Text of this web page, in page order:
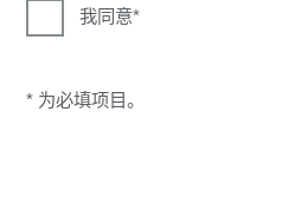
我同意
* 为必填项目。